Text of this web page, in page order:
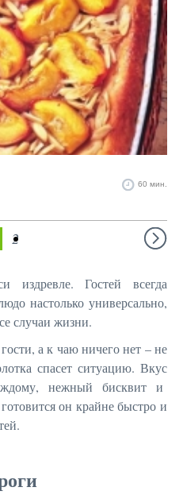
60 мин.
2
издревле. Гостей всегда
настолько универсально,
случаи жизни.
а к чаю ничего нет – не
спасет ситуацию. Вкус
нежный бисквит и
он крайне быстро и